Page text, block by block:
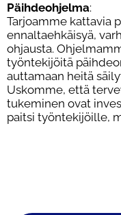
Päihdeohjelma:
Tarjoamme kattavia
ennaltaehkäisyä,
ohjausta.
työntekijöitä
auttamaan heitä
Uskomme, että
tukeminen ovat
paitsi työntekijöille,